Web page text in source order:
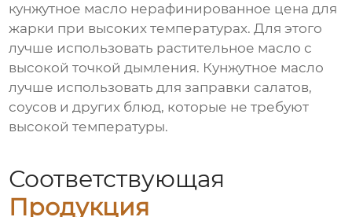
кунжутное масло нерафинированное цена для
жарки при высоких температурах. Для этого
лучше использовать растительное масло с
высокой точкой дымления. Кунжутное масло
лучше использовать для заправки салатов,
соусов и других блюд, которые не требуют
высокой температуры.
Соответствующая
Продукция